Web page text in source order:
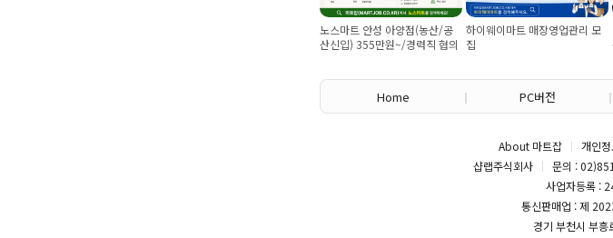
노스마트 안성 아양점(농산/공
산신입) 355만원~/경력직 협의
하이웨이마트 매장영업관리 모
집
(주) 뚝
산/졍
Home PC버전
About 마트잡 개인
샵랩주식회사
문의 :
사업자등록 :
통신판매업 : 제
경기 부천시 부